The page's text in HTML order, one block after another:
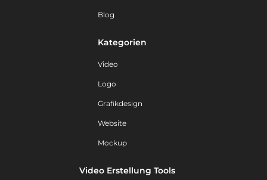
Blog
Kategorien
Video
Logo
Grafikdesign
Website
Mockup
Video Erstellung Tools